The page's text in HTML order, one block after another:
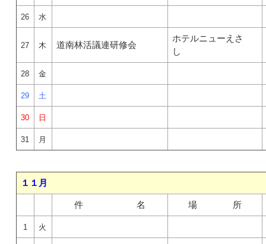
26 水
27 木 道南林活議連研修会
ホテルニューえさ
し
28 金
29 土
30 日
31 月
１１月
件 名 場 所
1 火